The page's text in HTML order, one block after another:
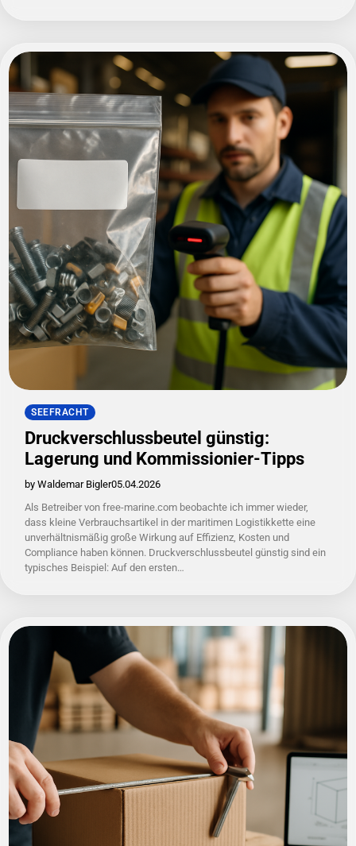
SEEFRACHT
Druckverschlussbeutel günstig:
Lagerung und Kommissionier-Tipps
by Waldemar Bigler05.04.2026
Als Betreiber von free-marine.com beobachte ich immer wieder,
dass kleine Verbrauchsartikel in der maritimen Logistikkette eine
unverhältnismäßig große Wirkung auf Effizienz, Kosten und
Compliance haben können. Druckverschlussbeutel günstig sind ein
typisches Beispiel: Auf den ersten…